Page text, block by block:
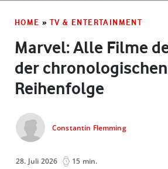
HOME » TV & ENTERTAINMENT
Marvel: Alle Filme
der chronologischen
Reihenfolge
Constantin Flemming
28. Juli 2026 15 min.